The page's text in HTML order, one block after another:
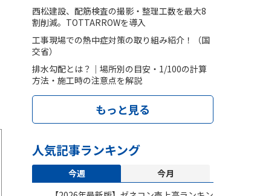
西松建設、配筋検査の撮影・整理工数を最大8
割削減。TOTTARROWを導入
工事現場での熱中症対策の取り組み紹介！（国
交省）
排水勾配とは？｜場所別の目安・1/100の計算
方法・施工時の注意点を解説
もっと見る
人気記事ランキング
今週
今月